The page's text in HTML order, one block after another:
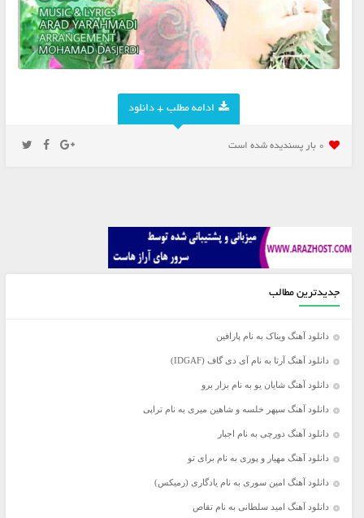
ادامه مطلب + دانلود
0 بار پسنديده شده است
جدیدترین مطالب
دانلود آهنگ ویناک به نام پارافین
دانلود آهنگ آرتا به نام آی دی گاف (IDGAF)
دانلود آهنگ شایان یو به نام بزار برو
دانلود آهنگ سپهر خلسه و شاهین میری به نام تراپی
دانلود آهنگ دورچی به نام اجبار
دانلود آهنگ مهیار و پوری به نام برای تو
دانلود آهنگ امین سوری به نام یادگاری (رمیکس)
دانلود آهنگ امید سلطانی به نام تقاص